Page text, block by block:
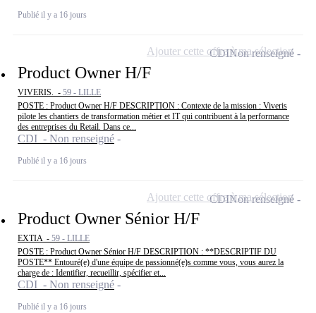
Publié il y a 16 jours
Product Owner H/F
VIVERIS. - 59 - LILLE
POSTE : Product Owner H/F DESCRIPTION : Contexte de la mission : Viveris
pilote les chantiers de transformation métier et IT qui contribuent à la performance
des entreprises du Retail. Dans ce...
CDI - Non renseigné
Publié il y a 16 jours
CDINon renseigné
Ajouter cette offre à ma sélection
Product Owner Sénior H/F
EXTIA - 59 - LILLE
POSTE : Product Owner Sénior H/F DESCRIPTION : **DESCRIPTIF DU
POSTE** Entouré(e) d'une équipe de passionné(e)s comme vous, vous aurez la
charge de : Identifier, recueillir, spécifier et...
CDI - Non renseigné
Publié il y a 16 jours
CDINon renseigné
Ajouter cette offre à ma sélection